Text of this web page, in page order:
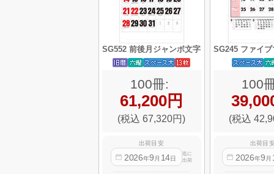
SG552 前後月ジャンボ文字
100冊:
61,200円
(税込 67,320円)
出荷目安
2026年9 月 14日
迄に
出荷
SG245 ファイ
100
(税込
出荷目
2026年9 月